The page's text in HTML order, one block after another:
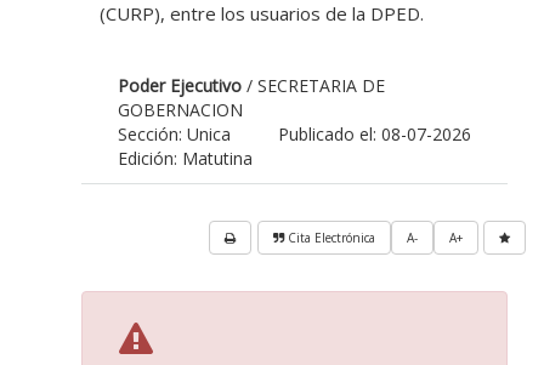
(CURP), entre los usuarios de la DPED.
Poder Ejecutivo / SECRETARIA DE
GOBERNACION
Publicado el: 08-07-2026
Sección: Unica
Edición: Matutina
A+
A-
Cita Electrónica